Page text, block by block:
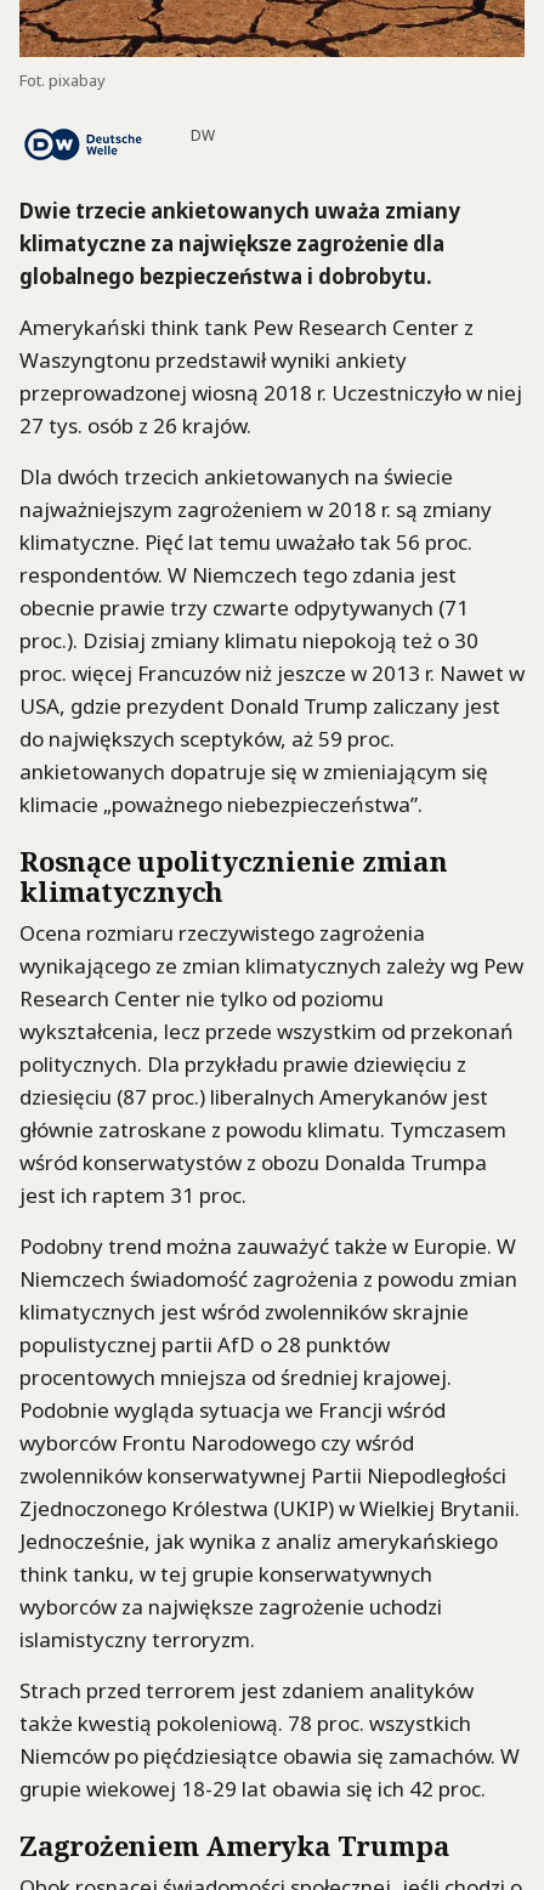
Fot. pixabay
DW
Dwie trzecie ankietowanych uważa zmiany
klimatyczne za największe zagrożenie dla
globalnego bezpieczeństwa i dobrobytu.
Amerykański think tank Pew Research Center z
Waszyngtonu przedstawił wyniki ankiety
przeprowadzonej wiosną 2018 r. Uczestniczyło w niej
27 tys. osób z 26 krajów.
Dla dwóch trzecich ankietowanych na świecie
najważniejszym zagrożeniem w 2018 r. są zmiany
klimatyczne. Pięć lat temu uważało tak 56 proc.
respondentów. W Niemczech tego zdania jest
obecnie prawie trzy czwarte odpytywanych (71
proc.). Dzisiaj zmiany klimatu niepokoją też o 30
proc. więcej Francuzów niż jeszcze w 2013 r. Nawet w
USA, gdzie prezydent Donald Trump zaliczany jest
do największych sceptyków, aż 59 proc.
ankietowanych dopatruje się w zmieniającym się
klimacie „poważnego niebezpieczeństwa”.
Rosnące upolitycznienie zmian
klimatycznych
Ocena rozmiaru rzeczywistego zagrożenia
wynikającego ze zmian klimatycznych zależy wg Pew
Research Center nie tylko od poziomu
wykształcenia, lecz przede wszystkim od przekonań
politycznych. Dla przykładu prawie dziewięciu z
dziesięciu (87 proc.) liberalnych Amerykanów jest
głównie zatroskane z powodu klimatu. Tymczasem
wśród konserwatystów z obozu Donalda Trumpa
jest ich raptem 31 proc.
Podobny trend można zauważyć także w Europie. W
Niemczech świadomość zagrożenia z powodu zmian
klimatycznych jest wśród zwolenników skrajnie
populistycznej partii AfD o 28 punktów
procentowych mniejsza od średniej krajowej.
Podobnie wygląda sytuacja we Francji wśród
wyborców Frontu Narodowego czy wśród
zwolenników konserwatywnej Partii Niepodległości
Zjednoczonego Królestwa (UKIP) w Wielkiej Brytanii.
Jednocześnie, jak wynika z analiz amerykańskiego
think tanku, w tej grupie konserwatywnych
wyborców za największe zagrożenie uchodzi
islamistyczny terroryzm.
Strach przed terrorem jest zdaniem analityków
także kwestią pokoleniową. 78 proc. wszystkich
Niemców po pięćdziesiątce obawia się zamachów. W
grupie wiekowej 18-29 lat obawia się ich 42 proc.
Zagrożeniem Ameryka Trumpa